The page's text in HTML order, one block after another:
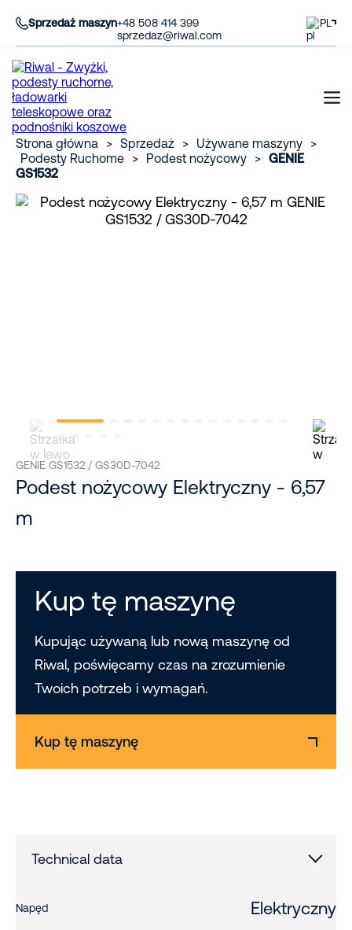
Sprzedaż maszyn+48 508 414 399
sprzedaz@riwal.com
PL
Strona główna > Sprzedaż > Używane maszyny
>
Podesty Ruchome
> Podest nożycowy > GENIE
GS1532
GENIE GS1532 / GS30D-7042
Podest nożycowy Elektryczny - 6,57
m
Kup tę maszynę
Kupując używaną lub nową maszynę od
Riwal, poświęcamy czas na zrozumienie
Twoich potrzeb i wymagań.
Kup tę maszynę
Technical data
Napęd Elektryczny